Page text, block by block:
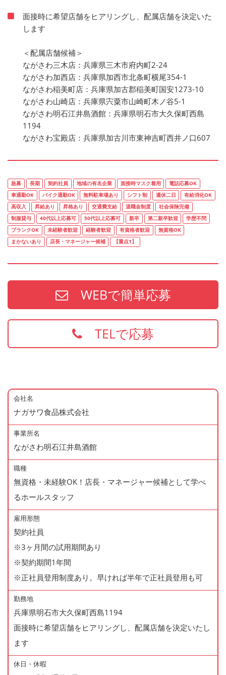
面接時に希望店舗をヒアリングし、配属店舗を決定いた
します
＜配属店舗候補＞
ながさわ三木店：兵庫県三木市府内町2-24
ながさわ加西店：兵庫県加西市北条町横尾354-1
ながさわ稲美町店：兵庫県加古郡稲美町国安1273-10
ながさわ山崎店：兵庫県宍粟市山崎町木ノ谷5-1
ながさわ明石江井島酒館：兵庫県明石市大久保町西島
1194
ながさわ宝殿店：兵庫県加古川市東神吉町西井ノ口607
急募 長期 契約社員 地域の有名企業 面接時マスク着用
電話応募OK
車通勤OK
バイク通勤OK 無料駐車場あり シフト制 週休二日
有給消化OK
高収入
昇給あり 昇格あり 交通費支給 退職金制度
社会保険完備
制服貸与
40代以上応募可 50代以上応募可 新卒 第二新卒歓迎
学歴不問
ブランクOK
未経験者歓迎 経験者歓迎 有資格者歓迎
無資格OK
まかないあり
店長・マネージャー候補 【重点1】
WEBで簡単応募
TELで応募
会社名
ナガサワ食品株式会社
事業所名
ながさわ明石江井島酒館
職種
無資格・未経験OK！店長・マネージャー候補として学べ
るホールスタッフ
雇用形態
契約社員
※3ヶ月間の試用期間あり
※契約期間1年間
※正社員登用制度あり。早ければ半年で正社員登用も可
勤務地
兵庫県明石市大久保町西島1194
面接時に希望店舗をヒアリングし、配属店舗を決定いたし
ます
休日・休暇